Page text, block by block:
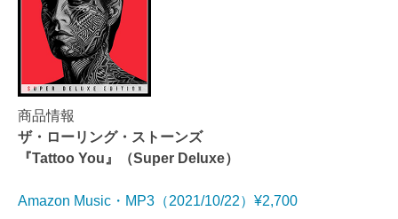
商品情報
ザ・ローリング・ストーンズ
『Tattoo You』（Super Deluxe）
Amazon Music・MP3（2021/10/22）¥2,700